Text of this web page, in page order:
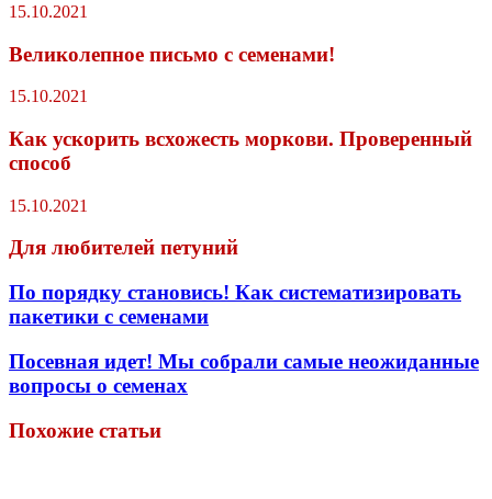
15.10.2021
Великолепное письмо с семенами!
15.10.2021
Как ускорить всхожесть моркови. Проверенный
способ
15.10.2021
Для любителей петуний
По порядку становись! Как систематизировать
пакетики с семенами
Посевная идет! Мы собрали самые неожиданные
вопросы о семенах
Похожие статьи